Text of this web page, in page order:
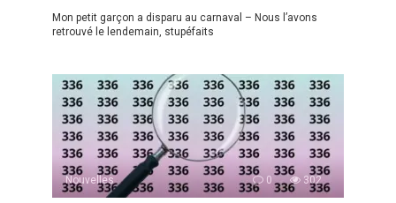
Mon petit garçon a disparu au carnaval – Nous l’avons
retrouvé le lendemain, stupéfaits
Nouvelles 0 302